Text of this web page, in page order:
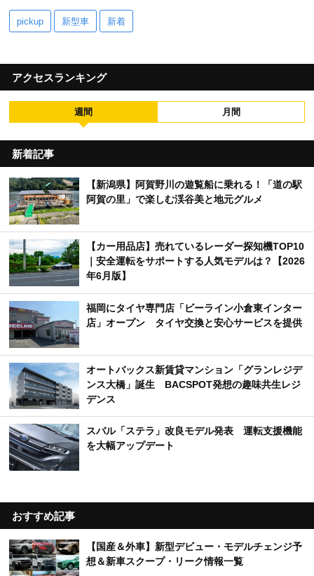
pickup 新型車 新着
アクセスランキング
週間 月間
新着記事
【新潟県】阿賀野川の遊覧船に乗れる！「道の駅
阿賀の里」で楽しむ渓谷美と地元グルメ
【カー用品店】売れているレーダー探知機TOP10
｜安全運転をサポートする人気モデルは？【2026
年6月版】
福岡にタイヤ専門店「ビーライン小倉東インター
店」オープン タイヤ交換と安心サービスを提供
オートバックス新賃貸マンション「グランレジデ
ンス大橋」誕生 BACSPOT発想の趣味共生レジ
デンス
スバル「ステラ」改良モデル発表 運転支援機能
を大幅アップデート
おすすめ記事
【国産＆外車】新型デビュー・モデルチェンジ予
想＆新車スクープ・リーク情報一覧